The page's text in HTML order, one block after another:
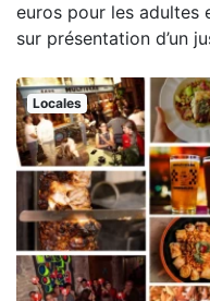
euros pour les adultes
sur présentation d’un
Locales